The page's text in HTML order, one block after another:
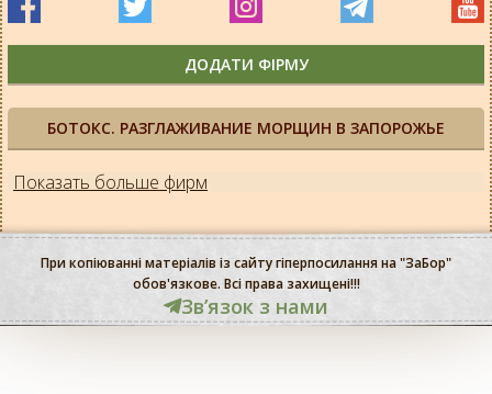
БОТОКС. РАЗГЛАЖИВАНИЕ МОРЩИН В ЗАПОРОЖЬЕ
Показать больше фирм
ДОДАТИ ФІРМУ
При копіюванні матеріалів із сайту гіперпосилання на "ЗаБор"
обов'язкове. Всі права захищені!!!
Звʼязок з нами